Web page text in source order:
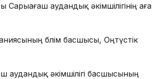
аудандық әкімшілігінің аға
бөлім басшысы, Оңтүстік
аудандық әкімшілігі басшысының